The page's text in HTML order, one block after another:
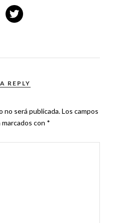
REPLY
no será publicada.Los campos
con *